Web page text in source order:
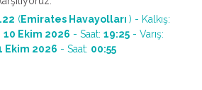
(Emirates Havayolları ) - Kalkış:
10 Ekim 2026 - Saat: 19:25 - Varış:
Ekim 2026 - Saat: 00:55